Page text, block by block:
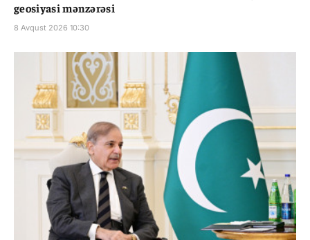
geosiyasi mənzərəsi
8 Avqust 2026 10:30